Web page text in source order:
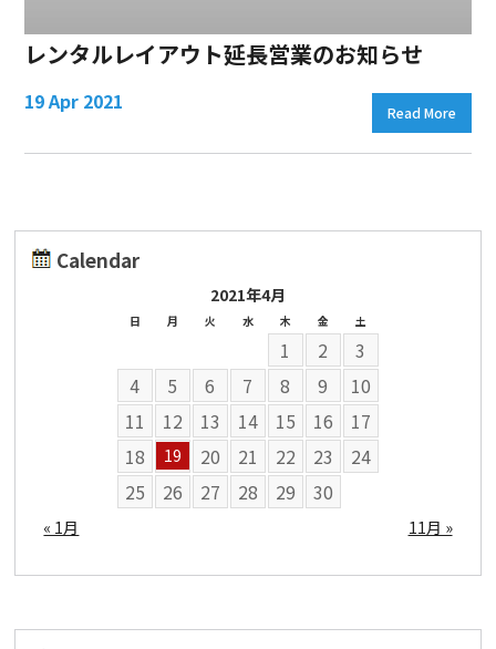
レンタルレイアウト延長営業のお知らせ
19 Apr 2021 Read More
Calendar
2021年4月
日 月 火 水 木 金 土
1 2
3
4
5 6 7 8 9
10
11
12 13 14 15 16
17
18
19 20 21 22 23
24
25
26 27 28 29 30
« 1月 11月 »